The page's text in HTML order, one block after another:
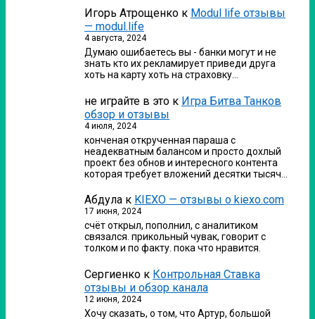
Игорь Атрощенко к Modul life отзывы
— modul.life
4 августа, 2024
Думаю ошибаетесь вы - банки могут и не
знать кто их рекламирует приведи друга
хоть на карту хоть на страховку…
не играйте в это к Игра Битва Танков
обзор и отзывы
4 июля, 2024
конченая открученная параша с
неадекватным балансом и просто дохлый
проект без обнов и интересного контента
которая требует вложений десятки тысяч…
Абдула к KIEXO — отзывы о kiexo.com
17 июня, 2024
счёт открыл, пополнил, с аналитиком
связался. прикольный чувак, говорит с
толком и по факту. пока что нравится.
Сергиенко к Контрольная Ставка
отзывы и обзор канала
12 июня, 2024
Хочу сказать, о том, что Артур, большой